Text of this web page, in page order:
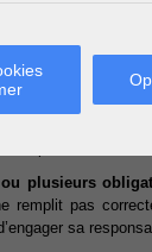
une faute en
ce qu’il devrait.
imputable au
plusieurs
remplit pas
sa